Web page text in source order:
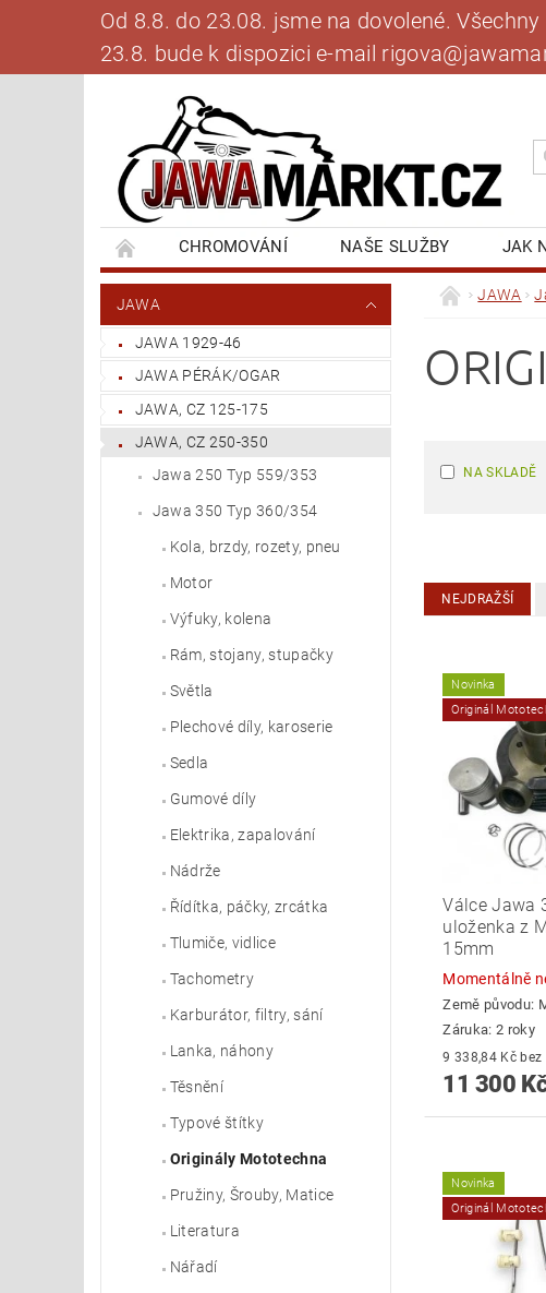
Od 8.8. do 23.08. jsme na dovolené.
23.8. bude k dispozici e-mail
CHROMOVÁNÍ NAŠE SLUŽBY JAK
BANKOVNÍ SPOJENÍ
NAPIŠTE NÁM BLOG
JAWA
JAWA 1929-46
JAWA PÉRÁK/OGAR
JAWA, CZ 125-175
JAWA, CZ 250-350
Jawa 250 Typ 559/353
Jawa 350 Typ 360/354
Kola, brzdy, rozety, pneu
Motor
Výfuky, kolena
Rám, stojany, stupačky
Světla
Plechové díly, karoserie
Sedla
Gumové díly
Elektrika, zapalování
Nádrže
Řídítka, páčky, zrcátka
Tlumiče, vidlice
Tachometry
Karburátor, filtry, sání
Lanka, náhony
Těsnění
Typové štítky
Originály Mototechna
Pružiny, Šrouby, Matice
Literatura
Nářadí
JAWA
NA SKLADĚ
NEJDRAŽŠÍ
Novinka
Originál
Válce Jawa
uloženka z
15mm
Momentálně
Země původu:
Záruka: 2 roky
9 338,84
11 300
Novinka
Originál